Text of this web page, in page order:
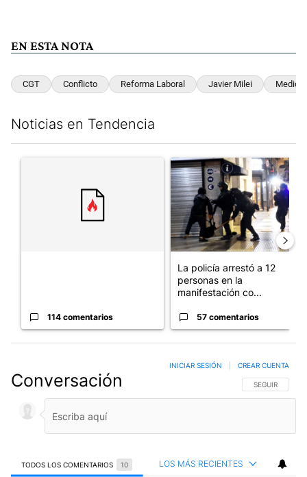
EN ESTA NOTA
CGT Conflicto Reforma Laboral Javier Milei
Noticias en Tendencia
Un artículo de tendencia con el título "" con 114 comentarios.
114 comentarios
Un artículo de tendencia con
La policía arrestó a 12
personas en la
manifestación co...
57 comentarios
Conversación SIGA ESTA
SEGUIR
INICIAR SESIÓN CREAR CUENTA
TODOS LOS COMENTARIOS 10 LOS MÁS RECIENTES